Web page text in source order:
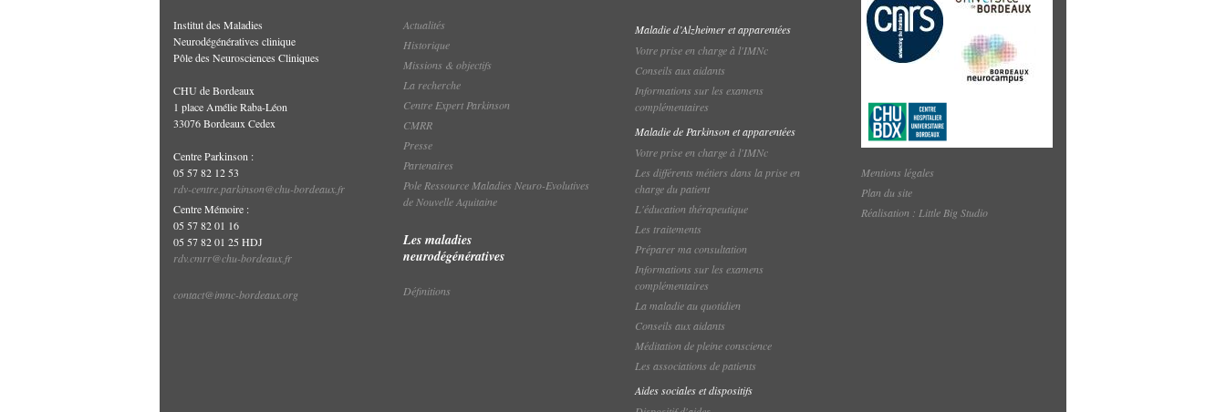
Institut des Maladies
Neurodégénératives clinique
Pôle des Neurosciences Cliniques
CHU de Bordeaux
1 place Amélie Raba-Léon
33076 Bordeaux Cedex
Centre Parkinson :
05 57 82 12 53
rdv-centre.parkinson@chu-bordeaux.fr
Centre Mémoire :
05 57 82 01 16
05 57 82 01 25 HDJ
rdv.cmrr@chu-bordeaux.fr
contact@imnc-bordeaux.org
Actualités
Historique
Missions & objectifs
La recherche
Centre Expert Parkinson
CMRR
Presse
Partenaires
Pole Ressource Maladies Neuro-Evolutives
de Nouvelle Aquitaine
Les maladies
neurodégénératives
Définitions
Maladie d’Alzheimer et apparentées
Votre prise en charge à l'IMNc
Conseils aux aidants
Informations sur les examens
complémentaires
Maladie de Parkinson et apparentées
Votre prise en charge à l'IMNc
Les différents métiers dans la prise en
charge du patient
L'éducation thérapeutique
Les traitements
Préparer ma consultation
Informations sur les examens
complémentaires
La maladie au quotidien
Conseils aux aidants
Méditation de pleine conscience
Les associations de patients
Aides sociales et dispositifs
Mentions légales
Plan du site
Réalisation : Little Big Studio